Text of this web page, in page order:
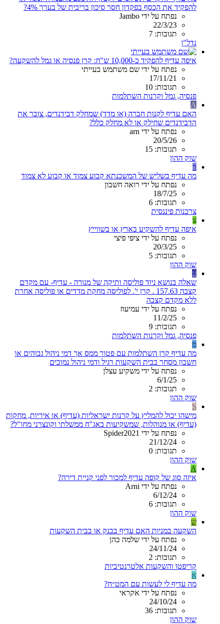
להפקיד את הכסף בפקדון חסר סיכון בריבית של בערך 4%?
נפתח על ידי Jambo
22/3/23
תגובות: 7
נדל"ן
איפה עדיף להפקיד כ-10,000 ש"ח: קרן פנסיה או גמל להשקעה?
נפתח על ידי שם משתמש בעייתי
17/11/21
תגובות: 10
פנסיה, גמל וקרנות השתלמות
A
האם עדיף לקנות חברה (או מדד) שמחלק דבידנדים, צובר את
הדבידנדים שחילק או לא מחלק כלל?
נפתח על ידי arn
20/5/26
תגובות: 15
שוק ההון
ר
מה עדיף בשליש של המשכנתא קבוע צמוד או קבוע לא צמוד
נפתח על ידי רואה חשבון
18/7/25
תגובות: 6
צרכנות פיננסית
צ
איפה עדיף להשקיע בארץ או בשווייץ
נפתח על ידי ציפי פיצי
20/3/25
תגובות: 5
שוק ההון
ע
שאלה בנושא ניוד פוליסה ותיקה של מנורה - עדיף- עם מקדם
קצבה 157.63 . קרן י'. לפוליסה מחקת מדדים או פוליסה אחרת
ללא מקדם קצבה
נפתח על ידי עמיעוז
11/2/25
תגובות: 9
פנסיה, גמל וקרנות השתלמות
מ
מה עדיף קרן השתלמות עם פטור ממס אך דמי ניהול גבוהים או
חשבון מסחר בבית השקעות רגיל ודמי ניהול נמוכים
נפתח על ידי משקיע עצלן
6/1/25
תגובות: 2
שוק ההון
S
מישהו יכול להמליץ על קרנות ישראליות (עדיף) או איריות, מחקות
(עדיף) או מנוהלות, שמשקיעות באג"ח ממשלתי וקונצרני מחו"ל?
נפתח על ידי Spider2021
21/12/24
תגובות: 0
שוק ההון
A
איזה סוג של קופה עדיף למכור לפני קניית דירה?
נפתח על ידי Arni
6/12/24
תגובות: 6
שוק ההון
ש
השקעה במניות האם עדיף בבנק או בבית השקעות
נפתח על ידי שלמה כהן
24/11/24
תגובות: 2
קריפטו והשקעות אלטרנטיביות
א
מה עדיף לי לעשות עם המט״ח?
נפתח על ידי אקראי
24/10/24
תגובות: 36
שוק ההון